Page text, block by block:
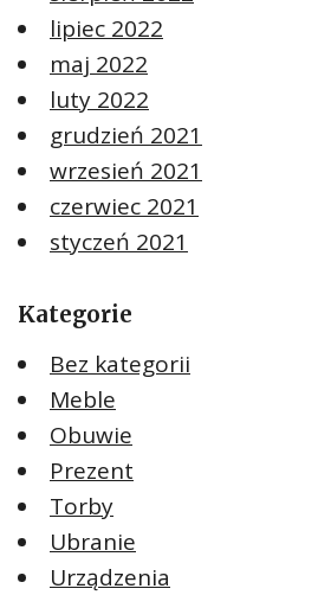
lipiec 2022
maj 2022
luty 2022
grudzień 2021
wrzesień 2021
czerwiec 2021
styczeń 2021
Kategorie
Bez kategorii
Meble
Obuwie
Prezent
Torby
Ubranie
Urządzenia